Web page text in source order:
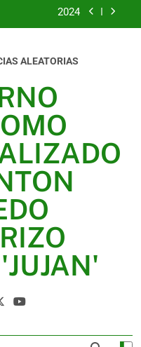
2024
JUJAN
2024
2023
JUJAN
ALEATORIAS